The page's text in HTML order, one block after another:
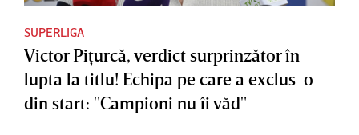
SUPERLIGA
Victor Piţurcă, verdict surprinzător în
lupta la titlu! Echipa pe care a exclus-o
din start: "Campioni nu îi văd"